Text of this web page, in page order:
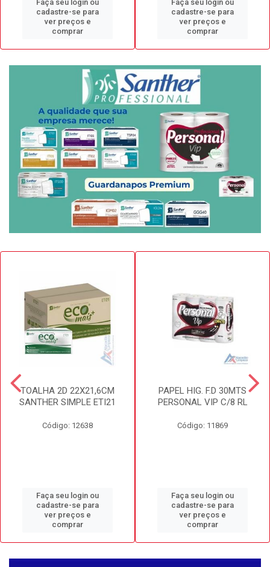
Faça seu login ou
cadastre-se para
ver preços e
comprar
Faça seu login ou
cadastre-se para
ver preços e
comprar
TOALHA 2D 22X21,6CM
SANTHER SIMPLE ETI21
Código: 12638
Faça seu login ou
cadastre-se para
ver preços e
comprar
PAPEL HIG. F.D 30MTS
PERSONAL VIP C/8 RL
Código: 11869
Faça seu login ou
cadastre-se para
ver preços e
comprar